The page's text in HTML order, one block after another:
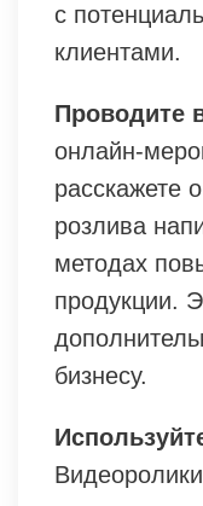
с
клиентами.
Проводите
онлайн-
расскажете
розлива
методах
продукции.
бизнесу.